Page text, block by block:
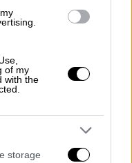
of my
with the
storage
«Θα
οι Global
στα ΜΜΜ
έκθεση στον